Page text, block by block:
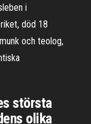
i
död 18
och teolog,
största
olika